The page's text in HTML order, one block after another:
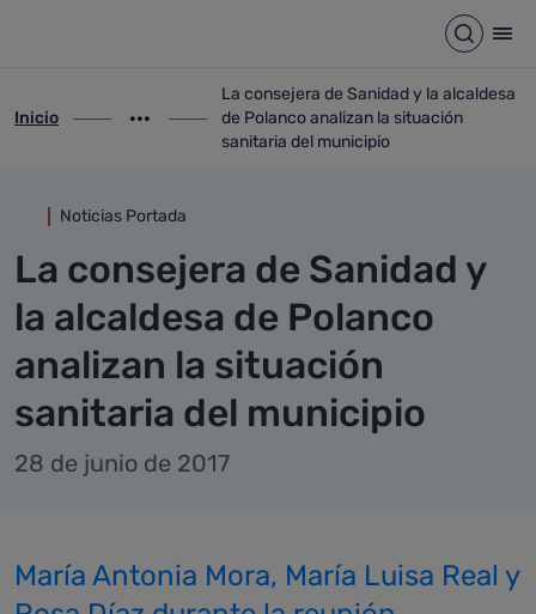
Abrir
ir-a inicio
Inicio
Mostrar opciones del camino de migas
ir-a La consejera de Sanidad y la
La consejera de Sanidad y la alcaldesa
de Polanco analizan la situación
sanitaria del municipio
Noticias Portada
La consejera de Sanidad y
la alcaldesa de Polanco
analizan la situación
sanitaria del municipio
28 de junio de 2017
María Antonia Mora, María Luisa Real y